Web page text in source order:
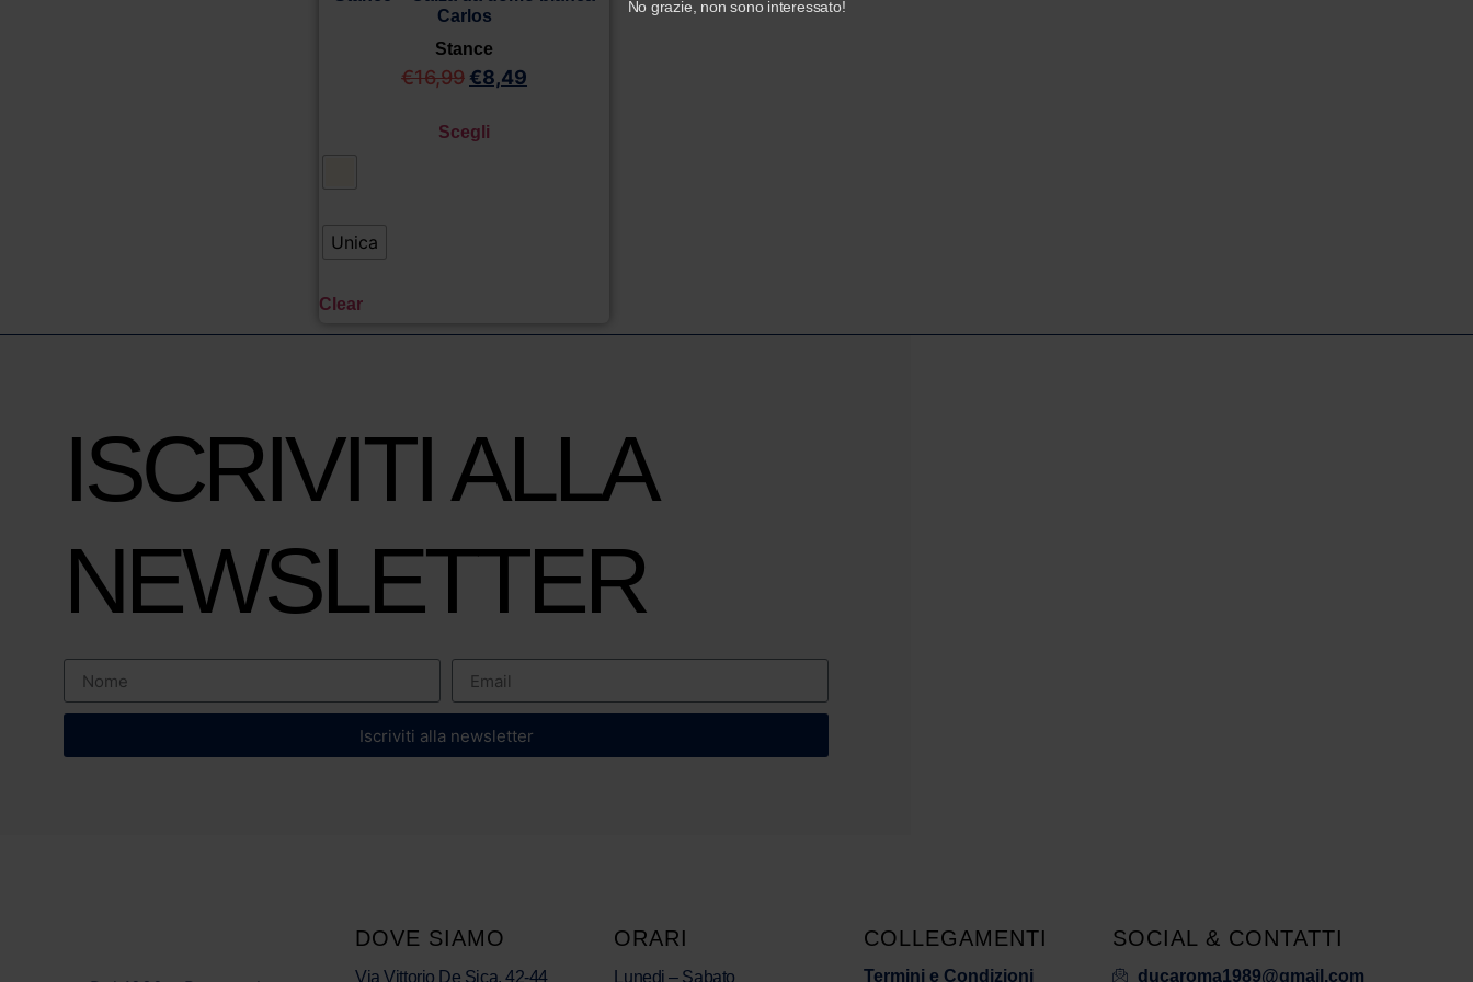
Carlos
Stance
€16,99 €8,49
Scegli
Unica
Clear
ISCRIVITI ALLA
NEWSLETTER
Iscriviti alla newsletter
DOVE SIAMO
Via Vittorio De Sica, 42-44
ORARI
Lunedi – Sabato
COLLEGAMENTI
Termini e Condizioni
SOCIAL & CONTATTI
ducaroma1989@gmail.com
No grazie, non sono interessato!